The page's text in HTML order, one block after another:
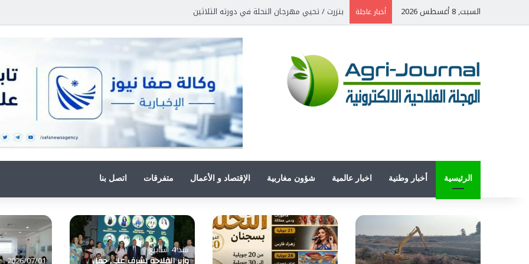
السبت, 8 أغسطس 2026 أخبار عاجلة وزير الفلاحة يشرف على حفل تكريم الطلبة المتفوقين بالمعهد الوطني للعلوم الفلاحية بتونس العاصمة
الرئيسية أخبار وطنية اخبار عالمية شؤون مغاربية الإقتصاد و الأعمال متفرقات اتصل بنا
منذ 4 أسابيع
2026/07/01